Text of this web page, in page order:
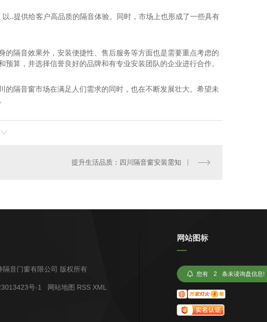
..提供给客户高品质的隔音体验。同时，市场上也形成了一些具有
隔音效果外，安装便捷性、售后服务等方面也是需要重点考虑的
算，并选择信誉良好的品牌和有专业安装团队的企业进行合作。
隔音窗市场在满足人们需求的同时，也在不断发展壮大。希望未
提升生活品质：四川隔音窗安装需知
音门窗有限公司 版权所有
号-1 网站地图 RSS XML
网站图标
您有 2 条未读询盘信息!